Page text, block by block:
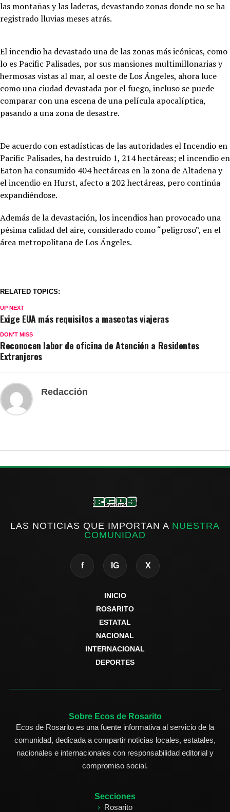
las montañas y las laderas, devastando zonas donde no se ha
registrado lluvias meses atrás.
El incendio ha devastado una de las zonas más icónicas, como
lo es Pacific Palisades, por sus mansiones multimillonarias y
hermosas vistas al mar, al oeste de Los Ángeles, ahora luce
como una ciudad devastada por el fuego, incluso se puede
comparar con una escena de una película apocalíptica,
pasando a una zona de desastre.
De acuerdo con estadísticas de las autoridades el Incendio en
Pacific Palisades, ha destruido 1, 214 hectáreas; el incendio en
Eaton ha consumido 404 hectáreas en la zona de Altadena y
el incendio en Hurst, afecto a 202 hectáreas, pero continúa
expandiéndose.
Además de la devastación, los incendios han provocado una
pésima calidad del aire, considerado como “peligroso”, en el
área metropolitana de Los Ángeles.
RELATED TOPICS:
UP NEXT
Exige EUA más requisitos a mascotas viajeras
DON'T MISS
Reconocen labor de oficina de Atención a Residentes
Extranjeros
Redacción
LAS NOTICIAS QUE IMPORTAN A NUESTRA
COMUNIDAD
f IG X
INICIO
ROSARITO
ESTATAL
NACIONAL
INTERNACIONAL
DEPORTES
Sobre Ecos de Rosarito
Ecos de Rosarito es una fuente informativa al servicio de la
comunidad, dedicada a compartir noticias locales, estatales,
nacionales e internacionales con responsabilidad editorial y
compromiso social.
Secciones
Rosarito